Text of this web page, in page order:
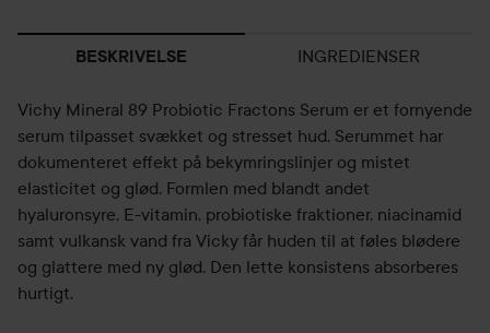
BESKRIVELSE INGREDIENSER
Vichy Mineral 89 Probiotic Fractons Serum er et fornyende
serum tilpasset svækket og stresset hud. Serummet har
dokumenteret effekt på bekymringslinjer og mistet
elasticitet og glød. Formlen med blandt andet
hyaluronsyre, E-vitamin, probiotiske fraktioner, niacinamid
samt vulkansk vand fra Vicky får huden til at føles blødere
og glattere med ny glød. Den lette konsistens absorberes
hurtigt.